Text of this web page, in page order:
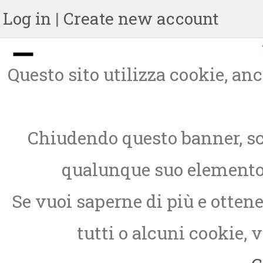
Log in | Create new account
Questo sito utilizza cookie,
Chiudendo questo banner,
qualunque suo
Se vuoi saperne di più e
tutti o alcuni cookie,